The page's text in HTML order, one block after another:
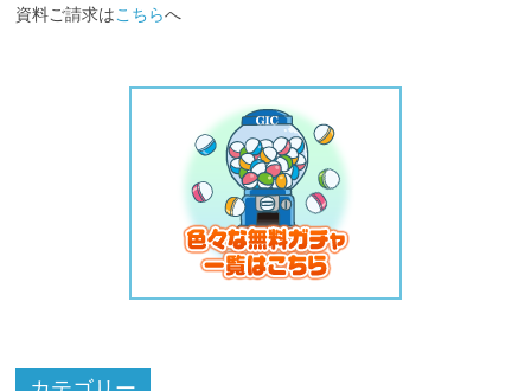
資料ご請求はこちらへ